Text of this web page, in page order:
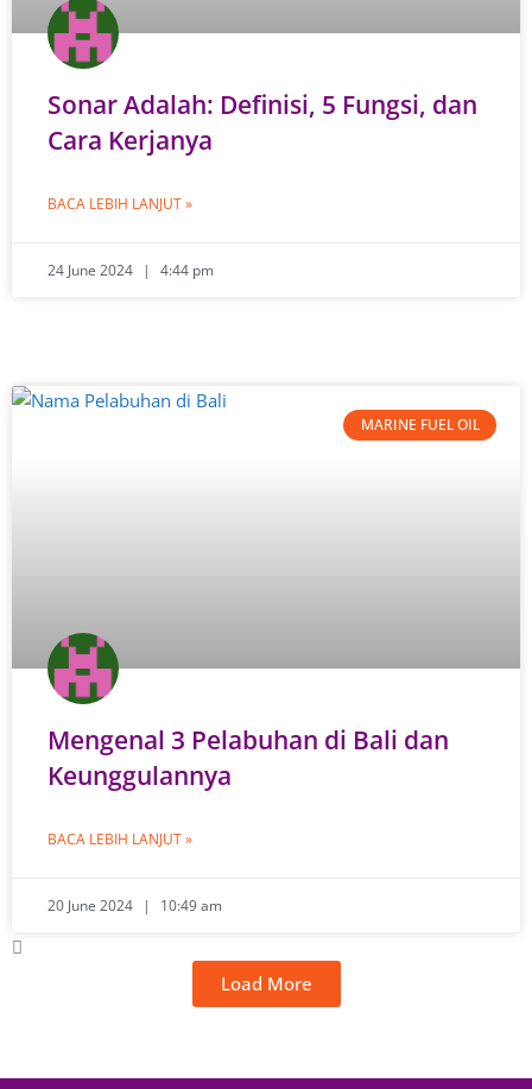
Sonar Adalah: Definisi, 5 Fungsi, dan
Cara Kerjanya
BACA LEBIH LANJUT »
24 June 2024 4:44 pm
MARINE FUEL OIL
Mengenal 3 Pelabuhan di Bali dan
Keunggulannya
BACA LEBIH LANJUT »
20 June 2024 10:49 am
Load More